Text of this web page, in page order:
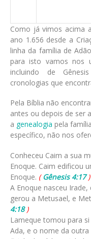
Como já vimos acima
ano 1.656 desde a
linha da família de
para isto vamos nos
incluindo de
cronologias que
Pela Bíblia não
antes ou depois de ser
a genealogia pela
específico, não nos
Conheceu Caim a sua
Enoque. Caim edificou
Enoque. (Gênesis 4:17)
A Enoque nasceu
gerou a Metusael, e
4:18)
Lameque tomou para
Ada, e o nome da outra